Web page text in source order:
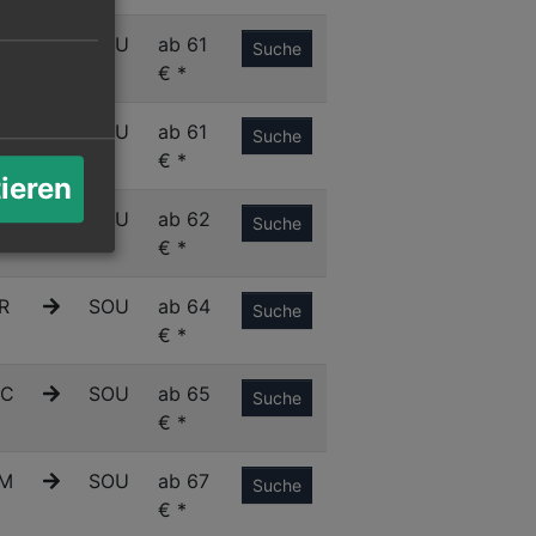
SOU
ab 61
€ *
Suche
SOU
ab 61
€ *
Suche
SOU
ab 62
€ *
Suche
SOU
ab 64
€ *
Suche
SOU
ab 65
€ *
Suche
SOU
ab 67
€ *
Suche